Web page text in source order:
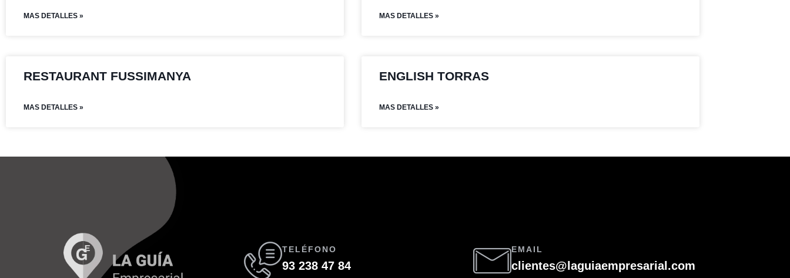
MAS DETALLES » MAS DETALLES »
RESTAURANT FUSSIMANYA
MAS DETALLES »
ENGLISH TORRAS
MAS DETALLES »
TELÉFONO
93 238 47 84
EMAIL
clientes@laguiaempresarial.com